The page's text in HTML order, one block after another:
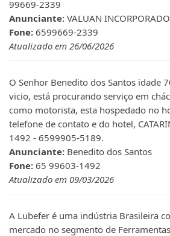
99669-2339
Anunciante: VALUAN
Fone: 6599669-2339
Atualizado em 26/06/2026
O Senhor Benedito dos Santos idade
vicio, está procurando serviço em
como motorista, esta hospedado no
telefone de contato e do hotel,
1492 - 6599905-5189.
Anunciante: Benedito dos Santos
Fone: 65 99603-1492
Atualizado em 09/03/2026
A Lubefer é uma indústria Brasileira
mercado no segmento de